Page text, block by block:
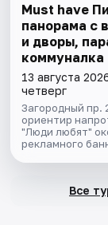
Must have
панорама с
и дворы,
коммуналка
13 августа
четверг
Загородный пр.
ориентир
"Люди любят"
рекламного
Все